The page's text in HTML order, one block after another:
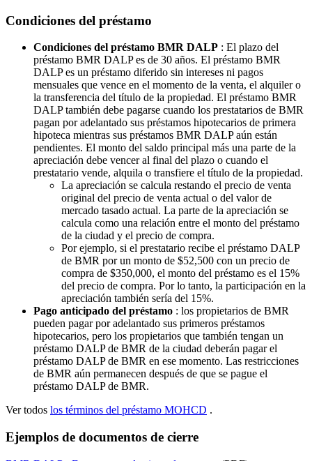
Condiciones del préstamo
Condiciones del préstamo BMR DALP : El plazo del
préstamo BMR DALP es de 30 años. El préstamo BMR
DALP es un préstamo diferido sin intereses ni pagos
mensuales que vence en el momento de la venta, el alquiler o
la transferencia del título de la propiedad. El préstamo BMR
DALP también debe pagarse cuando los prestatarios de BMR
pagan por adelantado sus préstamos hipotecarios de primera
hipoteca mientras sus préstamos BMR DALP aún están
pendientes. El monto del saldo principal más una parte de la
apreciación debe vencer al final del plazo o cuando el
prestatario vende, alquila o transfiere el título de la propiedad.
La apreciación se calcula restando el precio de venta
original del precio de venta actual o del valor de
mercado tasado actual. La parte de la apreciación se
calcula como una relación entre el monto del préstamo
de la ciudad y el precio de compra.
Por ejemplo, si el prestatario recibe el préstamo DALP
de BMR por un monto de $52,500 con un precio de
compra de $350,000, el monto del préstamo es el 15%
del precio de compra. Por lo tanto, la participación en la
apreciación también sería del 15%.
Pago anticipado del préstamo : los propietarios de BMR
pueden pagar por adelantado sus primeros préstamos
hipotecarios, pero los propietarios que también tengan un
préstamo DALP de BMR de la ciudad deberán pagar el
préstamo DALP de BMR en ese momento. Las restricciones
de BMR aún permanecen después de que se pague el
préstamo DALP de BMR.
Ver todos los términos del préstamo MOHCD .
Ejemplos de documentos de cierre